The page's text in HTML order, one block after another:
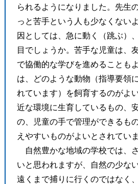
られるようになりました。先生
っと苦手という人も少なくない
因としては、急に動く（跳ぶ）
目でしょうか。苦手な児童は、
で協働的な学びを進めることも
は、どのような動物（指導要領
れています）を飼育するのがよ
近な環境に生育しているもの、
の、児童の手で管理ができるも
えやすいものがよいとされていま
自然豊かな地域の学校では、
いと思われますが、自然の少な
遠くまで捕りに行くのではなく